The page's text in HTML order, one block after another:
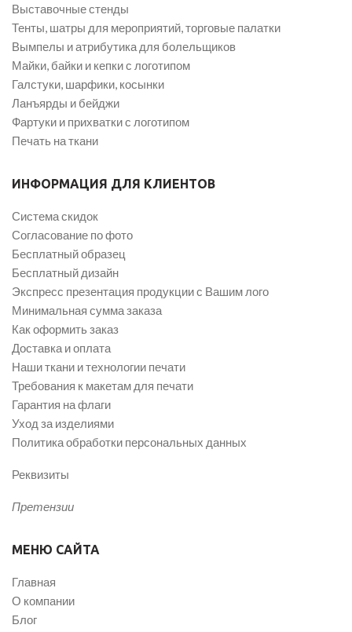
Выставочные стенды
Тенты, шатры для мероприятий, торговые палатки
Вымпелы и атрибутика для болельщиков
Майки, байки и кепки с логотипом
Галстуки, шарфики, косынки
Ланъярды и бейджи
Фартуки и прихватки с логотипом
Печать на ткани
ИНФОРМАЦИЯ ДЛЯ КЛИЕНТОВ
Система скидок
Согласование по фото
Бесплатный образец
Бесплатный дизайн
Экспресс презентация продукции с Вашим лого
Минимальная сумма заказа
Как оформить заказ
Доставка и оплата
Наши ткани и технологии печати
Требования к макетам для печати
Гарантия на флаги
Уход за изделиями
Политика обработки персональных данных
Реквизиты
Претензии
МЕНЮ САЙТА
Главная
О компании
Блог